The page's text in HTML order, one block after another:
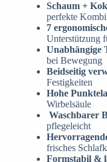
Schaum +
perfekte
7
Unterstützung
Unabhängige
bei Bewegung
Beidseitig
Festigkeiten
Hohe
Wirbelsäule
Waschbarer
pflegeleicht
frisches
Formstabil &